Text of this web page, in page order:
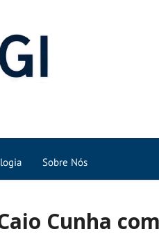
Sobre Nós
Cunha